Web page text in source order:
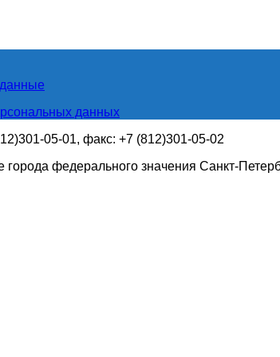
данных
05-01, факс: +7 (812)301-05-02
федерального значения Санкт-